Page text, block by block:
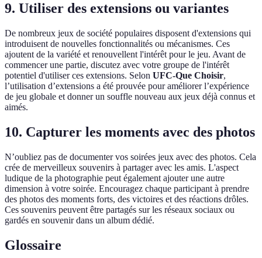
9. Utiliser des extensions ou variantes
De nombreux jeux de société populaires disposent d'extensions qui
introduisent de nouvelles fonctionnalités ou mécanismes. Ces
ajoutent de la variété et renouvellent l'intérêt pour le jeu. Avant de
commencer une partie, discutez avec votre groupe de l'intérêt
potentiel d'utiliser ces extensions. Selon UFC-Que Choisir,
l’utilisation d’extensions a été prouvée pour améliorer l’expérience
de jeu globale et donner un souffle nouveau aux jeux déjà connus et
aimés.
10. Capturer les moments avec des photos
N’oubliez pas de documenter vos soirées jeux avec des photos. Cela
crée de merveilleux souvenirs à partager avec les amis. L'aspect
ludique de la photographie peut également ajouter une autre
dimension à votre soirée. Encouragez chaque participant à prendre
des photos des moments forts, des victoires et des réactions drôles.
Ces souvenirs peuvent être partagés sur les réseaux sociaux ou
gardés en souvenir dans un album dédié.
Glossaire